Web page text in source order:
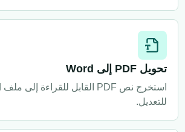
تحويل PDF إلى Word
للتعديل.